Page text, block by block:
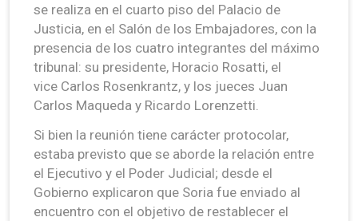
se realiza en el cuarto piso del Palacio de
Justicia, en el Salón de los Embajadores, con la
presencia de los cuatro integrantes del máximo
tribunal: su presidente, Horacio Rosatti, el
vice Carlos Rosenkrantz, y los jueces Juan
Carlos Maqueda y Ricardo Lorenzetti.
Si bien la reunión tiene carácter protocolar,
estaba previsto que se aborde la relación entre
el Ejecutivo y el Poder Judicial; desde el
Gobierno explicaron que Soria fue enviado al
encuentro con el objetivo de restablecer el